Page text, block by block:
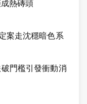
熱磚頭
案走沈穩暗色系
門檻引發衝動消